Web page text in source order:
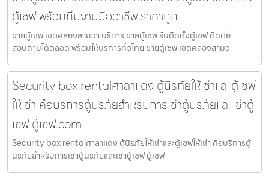
ตู้เซฟ พร้อมทีมงานมืออาชีพ ราคาถูก
ขายตู้เซฟ เขตคลองสามวา บริการ ขายตู้เซฟ รับติดตั้งตู้เซฟ ติดต่อ
สอบถามได้ตลอด พร้อมให้บริการทั่วไทย ขายตู้เซฟ เขตคลองสามว
Security box rentalศาลาแดง ตู้นิรภัยให้เช่าและตู้เซฟ
ให้เช่า คือบริการตู้นิรภัยสำหรับการเช่าตู้นิรภัยและเช่าตู้
เซฟ ตู้เซฟ.com
Security box rentalศาลาแดง ตู้นิรภัยให้เช่าและตู้เซฟให้เช่า คือบริการตู้
นิรภัยสำหรับการเช่าตู้นิรภัยและเช่าตู้เซฟ ตู้เซฟ